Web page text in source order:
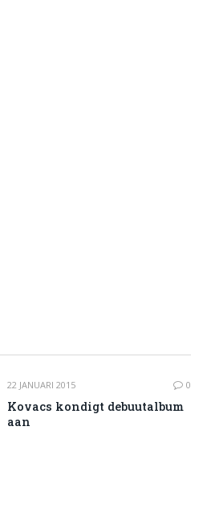
22 JANUARI 2015 0
Kovacs kondigt debuutalbum
aan